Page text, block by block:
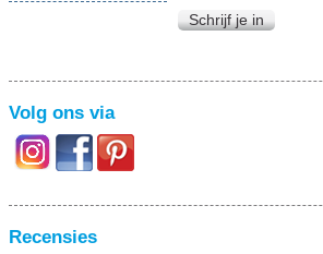
Schrijf je in
Volg ons via
Recensies